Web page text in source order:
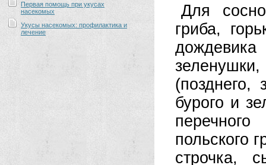
Первая помощь при укусах
насекомых
Укусы насекомых: профилактика и
лечение
Для
гриба,
дождевика
(позднего,
бурого и
польского
строчка,